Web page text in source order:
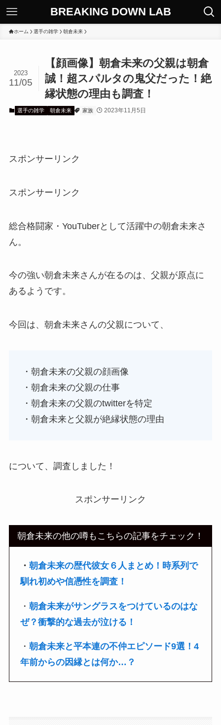
BREAKING DOWN LAB
ホーム 選手の雑学 朝倉未来
【顔画像】朝倉未来の父親は朝倉
誠！超スパルタの鬼父だった！絶
縁状態の理由も調査！
2023
11/05
選手の雑学 朝倉未来 家族 2023年11月5日
スポンサーリンク
スポンサーリンク
総合格闘家・YouTuberとして活躍中の朝倉未来さ
ん。
今の強い朝倉未来さんが在るのは、父親が原点に
あるようです。
今回は、朝倉未来さんの父親について、
・朝倉未来の父親の顔画像
・朝倉未来の父親の仕事
・朝倉未来の父親のtwitterを特定
・朝倉未来と父親が絶縁状態の理由
について、調査しました！
スポンサーリンク
朝倉未来の他の噂もこちらの記事をチェック！
・朝倉未来の歴代彼女６人まとめ！時系列で
馴れ初めや信憑性を調査！
・朝倉未来がサングラスをつけているのはな
ぜ？衝撃的な過去が泣ける！
・朝倉未来と平本連の不仲エピソード9選！4
年前からの因縁とは何か…？